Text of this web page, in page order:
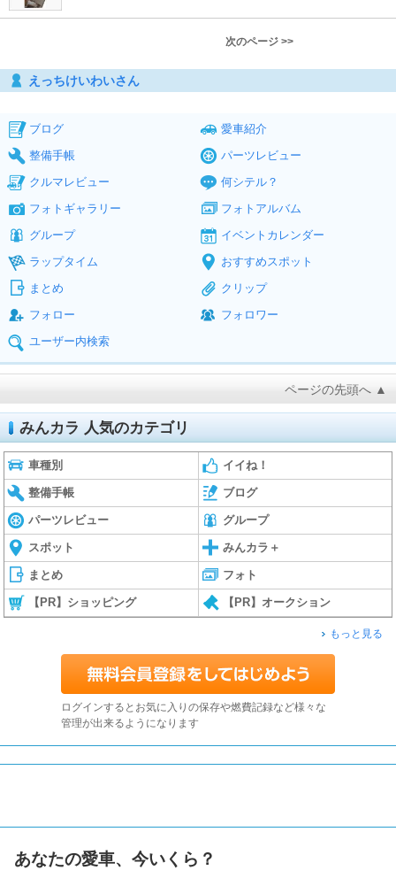
次のページ >>
えっちけいわいさん
ブログ
愛車紹介
整備手帳
パーツレビュー
クルマレビュー
何シテル？
フォトギャラリー
フォトアルバム
グループ
イベントカレンダー
ラップタイム
おすすめスポット
まとめ
クリップ
フォロー
フォロワー
ユーザー内検索
ページの先頭へ ▲
みんカラ 人気のカテゴリ
車種別 イイね！
整備手帳 ブログ
パーツレビュー グループ
スポット みんカラ＋
まとめ フォト
【PR】ショッピング 【PR】オークション
もっと見る
ログインするとお気に入りの保存や燃費記録など様々な
管理が出来るようになります
あなたの愛車、今いくら？